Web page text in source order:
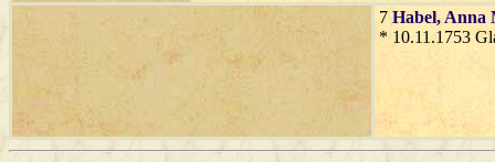
7 Habel, Anna
* 10.11.1753